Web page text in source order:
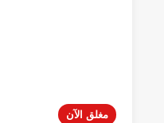
مغلق الآن